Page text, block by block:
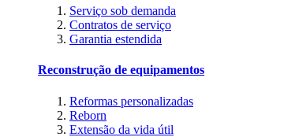
Serviço sob demanda
Contratos de serviço
Garantia estendida
Reconstrução de equipamentos
Reformas personalizadas
Reborn
Extensão da vida útil